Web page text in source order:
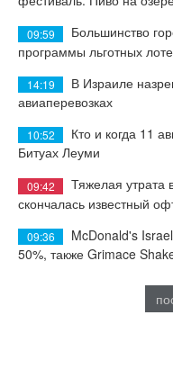
09:59
Большинство
программы льготных
14:19
В Израиле
авиаперевозках
10:52
Кто и когда 11
Битуах Леуми
09:42
Тяжелая утрата
скончалась известный
09:36
McDonald's Israel
50%, также Grimace